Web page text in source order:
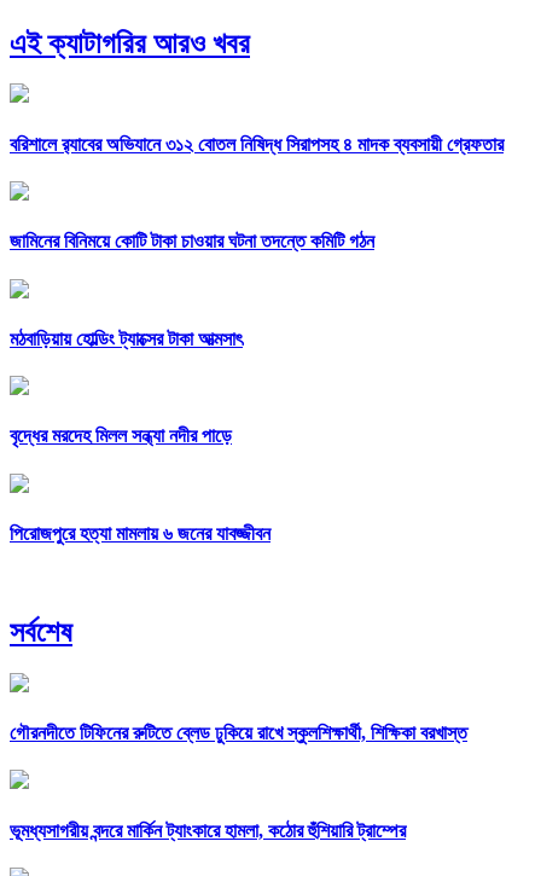
এই ক্যাটাগরির আরও খবর
বরিশালে র‍্যাবের অভিযানে ৩১২ বোতল নিষিদ্ধ সিরাপসহ ৪ মাদক ব্যবসায়ী গ্রেফতার
জামিনের বিনিময়ে কোটি টাকা চাওয়ার ঘটনা তদন্তে কমিটি গঠন
মঠবাড়িয়ায় হোল্ডিং ট্যাক্সের টাকা আত্মসাৎ
বৃদ্ধের মরদেহ মিলল সন্ধ্যা নদীর পাড়ে
পিরোজপুরে হত্যা মামলায় ৬ জনের যাবজ্জীবন
সর্বশেষ
গৌরনদীতে টিফিনের রুটিতে ব্লেড ঢুকিয়ে রাখে স্কুলশিক্ষার্থী, শিক্ষিকা বরখাস্ত
ভূমধ্যসাগরীয় বন্দরে মার্কিন ট্যাংকারে হামলা, কঠোর হুঁশিয়ারি ট্রাম্পের